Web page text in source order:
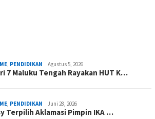
, PENDIDIKAN Agustus 5, 2026
7 Maluku Tengah Rayakan HUT K…
, PENDIDIKAN Juni 28, 2026
Terpilih Aklamasi Pimpin IKA …